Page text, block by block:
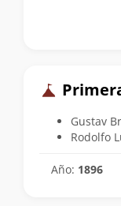
Gustav
Rodolfo
Año: 1896